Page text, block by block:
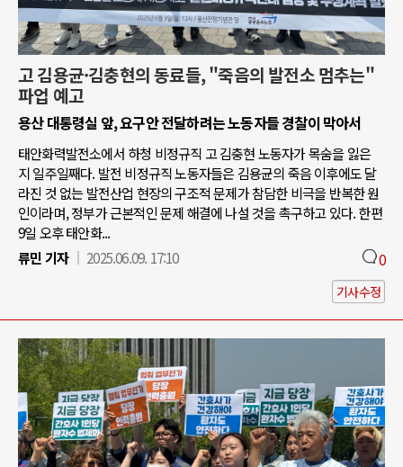
고 김용균·김충현의 동료들, "죽음의 발전소 멈추는"
파업 예고
용산 대통령실 앞, 요구안 전달하려는 노동자들 경찰이 막아서
태안화력발전소에서 하청 비정규직 고 김충현 노동자가 목숨을 잃은
지 일주일째다. 발전 비정규직 노동자들은 김용균의 죽음 이후에도 달
라진 것 없는 발전산업 현장의 구조적 문제가 참담한 비극을 반복한 원
인이라며, 정부가 근본적인 문제 해결에 나설 것을 촉구하고 있다. 한편
9일 오후 태안화...
류민 기자
2025.06.09. 17:10 0
기사수정